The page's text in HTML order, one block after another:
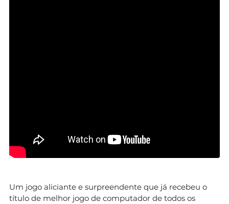
Um jogo aliciante e surpreendente que já recebeu o
título de melhor jogo de computador de todos os